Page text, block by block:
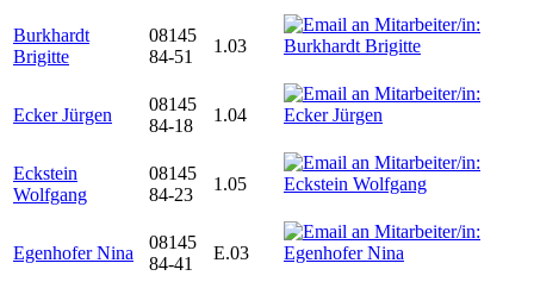
Burkhardt
Brigitte
08145
84-51
1.03
Ecker Jürgen
08145
84-18
1.04
Eckstein
Wolfgang
08145
84-23
1.05
Egenhofer Nina
08145
84-41
E.03